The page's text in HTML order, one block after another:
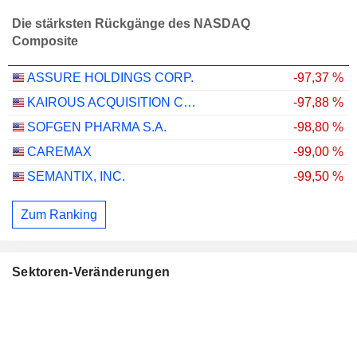
Die stärksten Rückgänge des NASDAQ
Composite
ASSURE HOLDINGS CORP.
-97,37 %
KAIROUS ACQUISITION CORP. LIMITED
-97,88 %
SOFGEN PHARMA S.A.
-98,80 %
CAREMAX
-99,00 %
SEMANTIX, INC.
-99,50 %
Zum Ranking
Sektoren-Veränderungen